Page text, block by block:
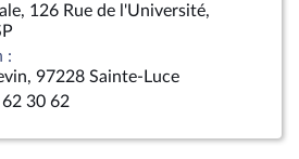
126 Rue de l'Université,
:
97228 Sainte-Luce
30 62